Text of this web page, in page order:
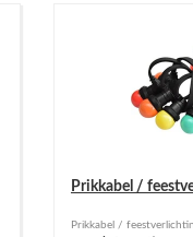
Prikkabel /
Prikkabel /